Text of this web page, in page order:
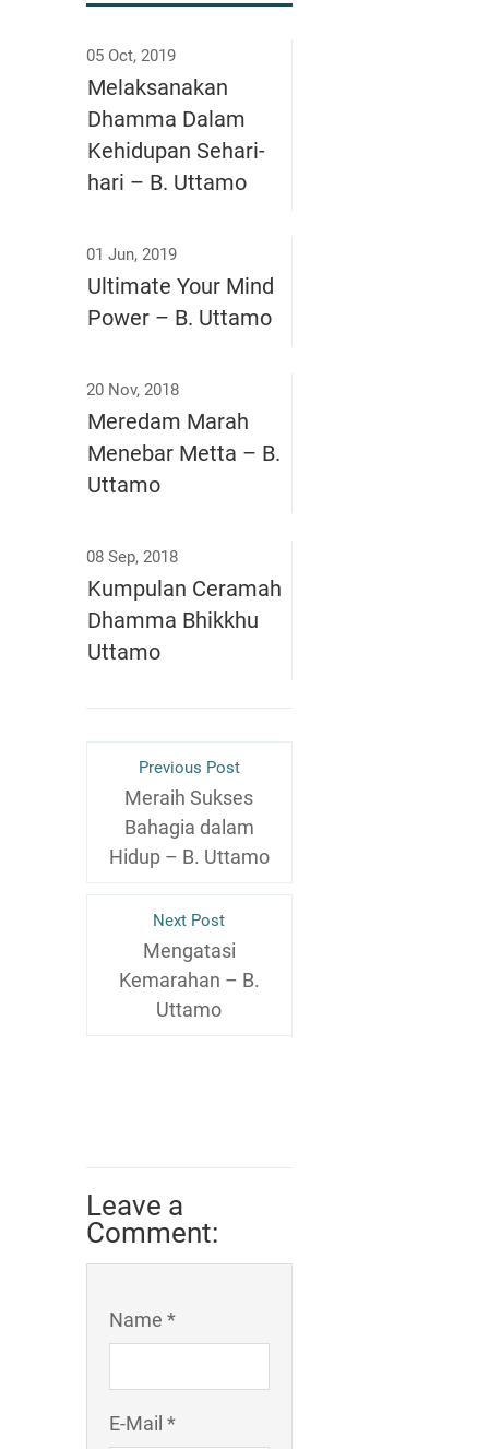
05 Oct, 2019
Melaksanakan
Dhamma Dalam
Kehidupan Sehari-
hari – B. Uttamo
01 Jun, 2019
Ultimate Your Mind
Power – B. Uttamo
20 Nov, 2018
Meredam Marah
Menebar Metta – B.
Uttamo
08 Sep, 2018
Kumpulan Ceramah
Dhamma Bhikkhu
Uttamo
Previous Post
Meraih Sukses
Bahagia dalam
Hidup – B. Uttamo
Next Post
Mengatasi
Kemarahan – B.
Uttamo
Leave a
Comment:
Name *
E-Mail *